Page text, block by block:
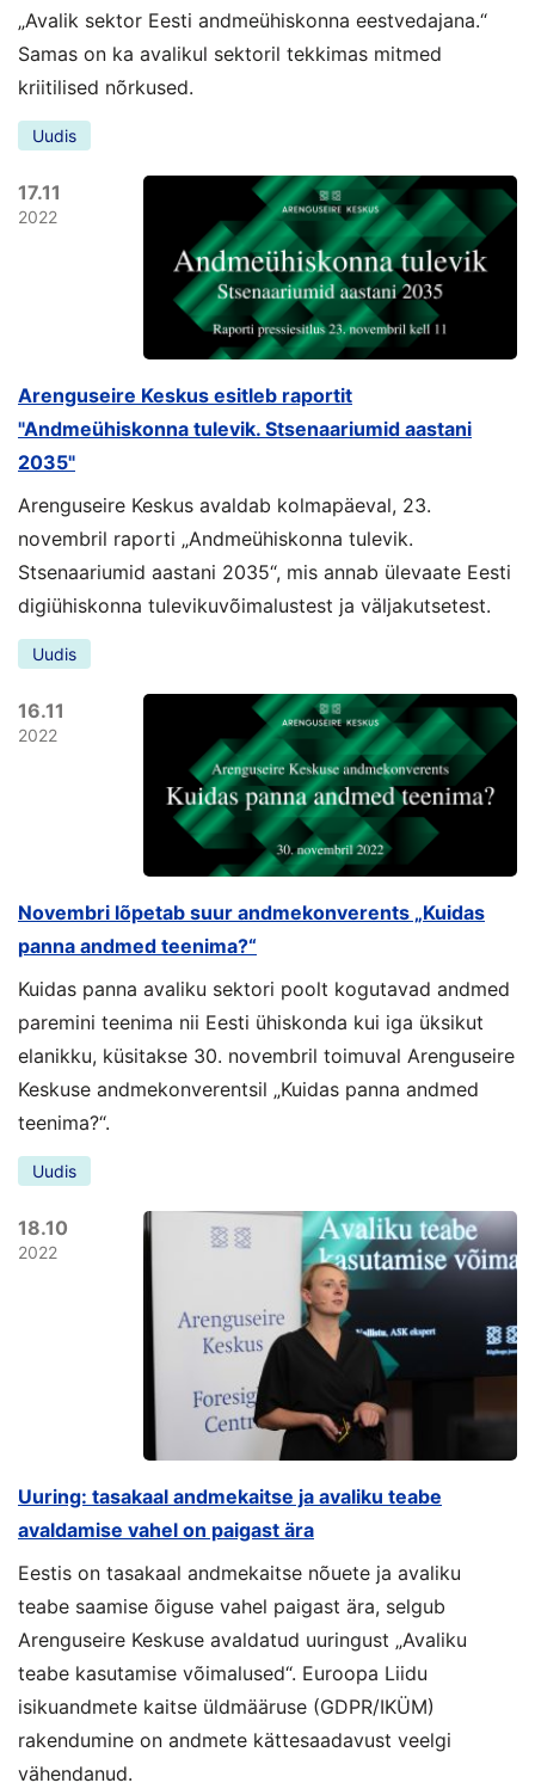
„Avalik sektor Eesti andmeühiskonna eestvedajana.“
Samas on ka avalikul sektoril tekkimas mitmed
kriitilised nõrkused.
Uudis
17.11
2022
Arenguseire Keskus esitleb raportit
"Andmeühiskonna tulevik. Stsenaariumid aastani
2035"
Arenguseire Keskus avaldab kolmapäeval, 23.
novembril raporti „Andmeühiskonna tulevik.
Stsenaariumid aastani 2035“, mis annab ülevaate Eesti
digiühiskonna tulevikuvõimalustest ja väljakutsetest.
Uudis
16.11
2022
Novembri lõpetab suur andmekonverents „Kuidas
panna andmed teenima?“
Kuidas panna avaliku sektori poolt kogutavad andmed
paremini teenima nii Eesti ühiskonda kui iga üksikut
elanikku, küsitakse 30. novembril toimuval Arenguseire
Keskuse andmekonverentsil „Kuidas panna andmed
teenima?“.
Uudis
18.10
2022
Uuring: tasakaal andmekaitse ja avaliku teabe
avaldamise vahel on paigast ära
Eestis on tasakaal andmekaitse nõuete ja avaliku
teabe saamise õiguse vahel paigast ära, selgub
Arenguseire Keskuse avaldatud uuringust „Avaliku
teabe kasutamise võimalused“. Euroopa Liidu
isikuandmete kaitse üldmääruse (GDPR/IKÜM)
rakendumine on andmete kättesaadavust veelgi
vähendanud.